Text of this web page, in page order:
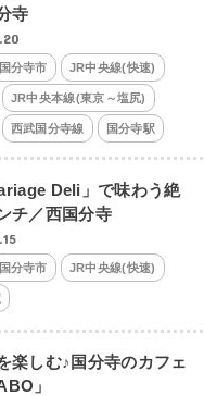
寺
国分寺市 JR中央線(快速)
JR中央本線(東京～塩尻)
西武国分寺線 国分寺駅
Deli」で味わう絶
チ／西国分寺
国分寺市 JR中央線(快速)
楽しむ♪国分寺のカフェ
」